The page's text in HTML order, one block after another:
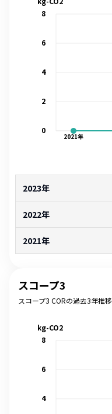
2021年
0
2
4
6
8
2023年
2022年
2021年
スコープ3
スコープ3 CORの過去3年推移
4
6
8
kg-CO2